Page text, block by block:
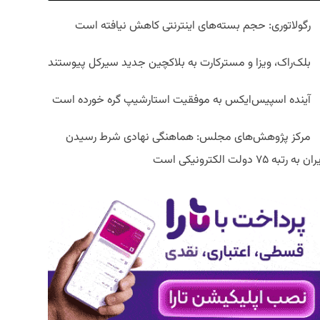
رگولاتوری: حجم بسته‌های اینترنتی کاهش نیافته است
بلک‌راک، ویزا و مسترکارت به بلاکچین جدید سیرکل پیوستند
آینده اسپیس‌ایکس به موفقیت استارشیپ گره خورده است
مرکز پژوهش‌های مجلس: هماهنگی نهادی شرط رسیدن
به رتبه ۷۵ دولت الکترونیکی است